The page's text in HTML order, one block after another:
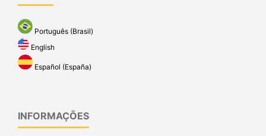
Português (Brasil)
English
Español (España)
INFORMAÇÕES